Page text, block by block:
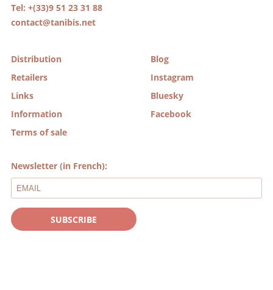
Tel: +(33)9 51 23 31 88
contact@tanibis.net
Distribution
Retailers
Links
Information
Terms of sale
Blog
Instagram
Bluesky
Facebook
Newsletter (in French):
SUBSCRIBE